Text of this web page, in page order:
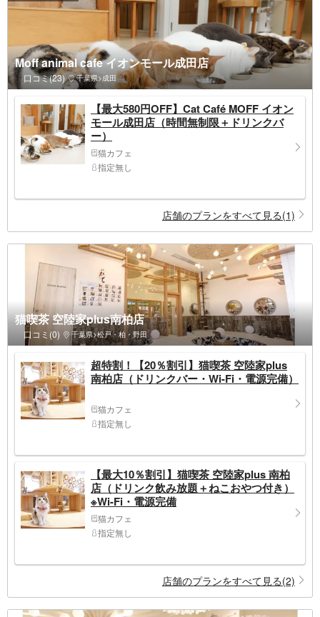
Moff animal cafe イオンモール成田店
口コミ(23) 千葉県>成田
【最大580円OFF】Cat Café MOFF イオン
モール成田店（時間無制限＋ドリンクバ
ー）
猫カフェ
指定無し
店舗のプランをすべて見る(1)
猫喫茶 空陸家plus南柏店
口コミ(0) 千葉県>松戸・柏・野田
超特割！【20％割引】猫喫茶 空陸家plus
南柏店（ドリンクバー・Wi-Fi・電源完備）
猫カフェ
指定無し
【最大10％割引】猫喫茶 空陸家plus 南柏
店（ドリンク飲み放題＋ねこおやつ付き）
※Wi-Fi・電源完備
猫カフェ
指定無し
店舗のプランをすべて見る(2)